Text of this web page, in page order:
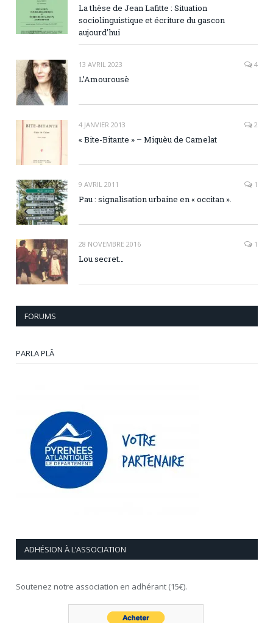
La thèse de Jean Lafitte : Situation
sociolinguistique et écriture du gascon
aujourd’hui
13 AVRIL 2023 4
L’Amourousè
4 JANVIER 2013 2
« Bite-Bitante » – Miquèu de Camelat
9 AVRIL 2011 1
Pau : signalisation urbaine en « occitan ».
28 NOVEMBRE 2016 1
Lou secret…
FORUMS
PARLA PLÂ
ADHÉSION À L’ASSOCIATION
Soutenez notre association en adhérant (15€).